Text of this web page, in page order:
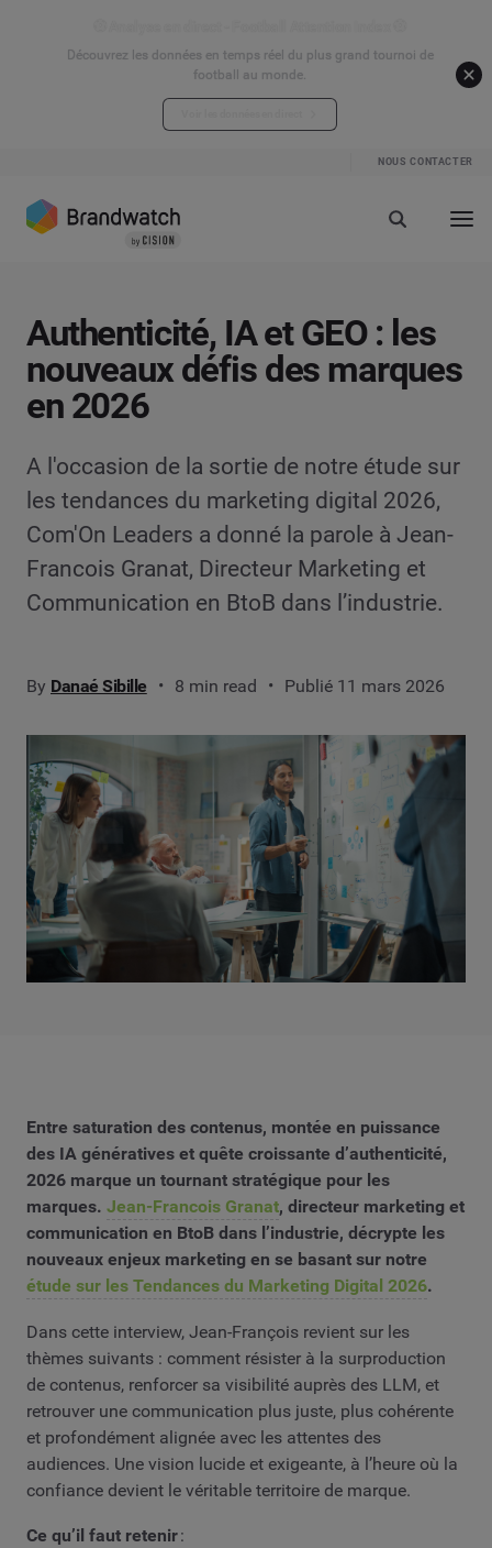
Découvrez les données en temps réel du plus grand tournoi de
football au monde.
NOUS CONTACTER
Authenticité, IA et GEO : les
nouveaux défis des marques
en 2026
A l'occasion de la sortie de notre étude sur
les tendances du marketing digital 2026,
Com'On Leaders a donné la parole à Jean-
Francois Granat, Directeur Marketing et
Communication en BtoB dans l’industrie.
By Danaé Sibille 8 min read Publié 11 mars 2026
Entre saturation des contenus, montée en puissance
des IA génératives et quête croissante d’authenticité,
2026 marque un tournant stratégique pour les
marques. Jean-Francois Granat, directeur marketing et
communication en BtoB dans l’industrie, décrypte les
nouveaux enjeux marketing en se basant sur notre
étude sur les Tendances du Marketing Digital 2026.
Dans cette interview, Jean-François revient sur les
thèmes suivants : comment résister à la surproduction
de contenus, renforcer sa visibilité auprès des LLM, et
retrouver une communication plus juste, plus cohérente
et profondément alignée avec les attentes des
audiences. Une vision lucide et exigeante, à l’heure où la
confiance devient le véritable territoire de marque.
Ce qu’il faut retenir: